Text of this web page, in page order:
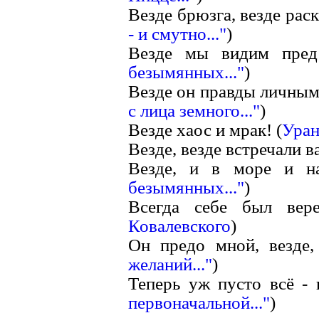
Везде брюзга, везде
- и смутно...")
Везде мы видим
безымянных...")
Везде он правды
с лица земного...")
Везде хаос и мрак! (
Везде, везде встречали
Везде, и в море и
безымянных...")
Всегда себе был
Ковалевского)
Он предо мной, везде,
желаний...")
Теперь уж пусто всё -
первоначальной...")